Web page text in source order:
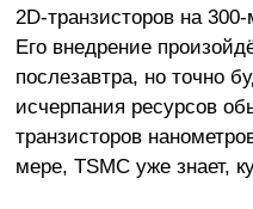
2D-транзисторов на
Его внедрение
послезавтра, но точно
исчерпания ресурсов
транзисторов
мере, TSMC уже знает,